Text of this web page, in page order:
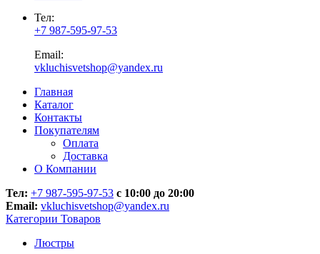
Тел:
+7 987-595-97-53
Email:
vkluchisvetshop@yandex.ru
Главная
Каталог
Контакты
Покупателям
Оплата
Доставка
О Компании
Тел: +7 987-595-97-53 с 10:00 до 20:00
Email: vkluchisvetshop@yandex.ru
Категории Товаров
Люстры